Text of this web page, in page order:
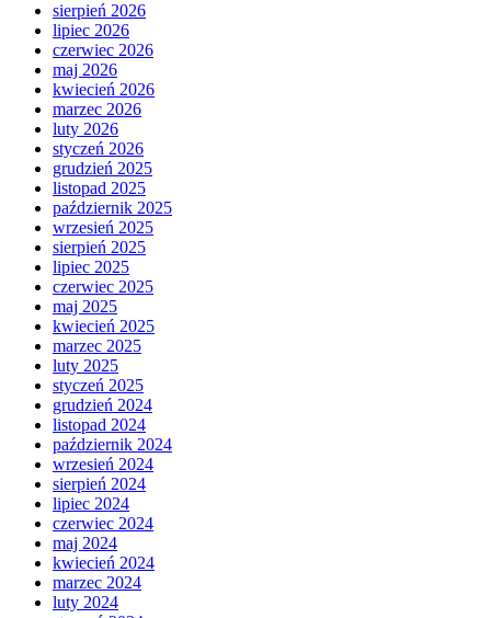
sierpień 2026
lipiec 2026
czerwiec 2026
maj 2026
kwiecień 2026
marzec 2026
luty 2026
styczeń 2026
grudzień 2025
listopad 2025
październik 2025
wrzesień 2025
sierpień 2025
lipiec 2025
czerwiec 2025
maj 2025
kwiecień 2025
marzec 2025
luty 2025
styczeń 2025
grudzień 2024
listopad 2024
październik 2024
wrzesień 2024
sierpień 2024
lipiec 2024
czerwiec 2024
maj 2024
kwiecień 2024
marzec 2024
luty 2024